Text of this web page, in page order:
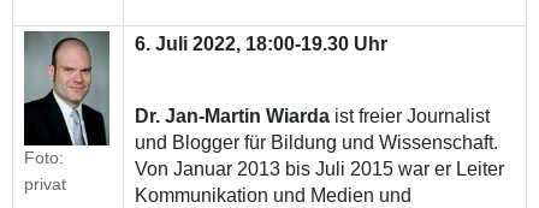
Foto:
privat
6. Juli 2022, 18:00-19.30 Uhr
Dr. Jan-Martin Wiarda ist freier Journalist
und Blogger für Bildung und Wissenschaft.
Von Januar 2013 bis Juli 2015 war er Leiter
Kommunikation und Medien und